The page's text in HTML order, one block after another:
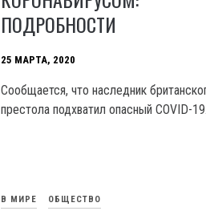
ПОДРОБНОСТИ
25 МАРТА, 2020
Сообщается, что наследник
престола подхватил опасный COVID-19.
В МИРЕ ОБЩЕСТВО